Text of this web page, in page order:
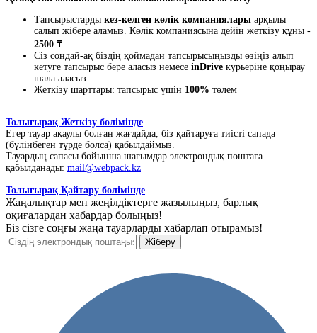
Тапсырыстарды кез-келген көлік компаниялары арқылы
салып жібере аламыз. Көлік компаниясына дейін жеткізу құны -
2500 ₸
Сіз сондай-ақ біздің қоймадан тапсырысыңызды өзіңіз алып
кетуге тапсырыс бере аласыз немесе inDrive курьеріне қоңырау
шала аласыз.
Жеткізу шарттары: тапсырыс үшін 100% төлем
Толығырақ Жеткізу бөлімінде
Егер тауар ақаулы болған жағдайда, біз қайтаруға тиісті сапада
(бүлінбеген түрде болса) қабылдаймыз.
Тауардың сапасы бойынша шағымдар электрондық поштаға
қабылданады: mail@webpack.kz
Толығырақ Қайтару бөлімінде
Жаңалықтар мен жеңілдіктерге жазылыңыз, барлық
оқиғалардан хабардар болыңыз!
Біз сізге соңғы жаңа тауарларды хабарлап отырамыз!